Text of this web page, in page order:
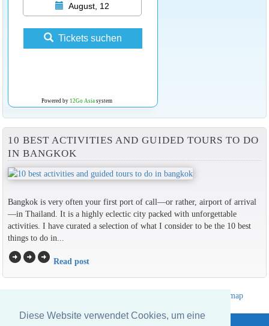
Diese Website verwendet Cookies, um eine
August, 12
Tickets suchen
Powered by 12Go Asiasystem
10 BEST ACTIVITIES AND GUIDED TOURS TO DO
IN BANGKOK
Bangkok is very often your first port of call—or rather, airport of arrival
—in Thailand. It is a highly eclectic city packed with unforgettable
activities. I have curated a selection of what I consider to be the 10 best
things to do in...
arrow_circle_rightarrow_circle_rightarrow_circle_right Read post
Sitemap